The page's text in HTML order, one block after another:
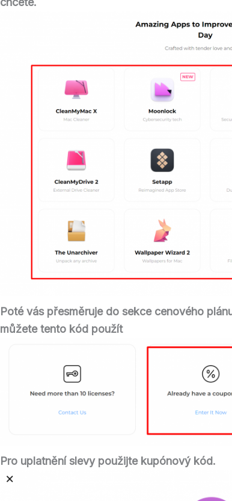
Poté vás přesměruje do sekce cenového
můžete tento kód použít
Pro uplatnění slevy použijte kupónový kód.